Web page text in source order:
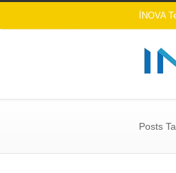
İNOVA
Posts